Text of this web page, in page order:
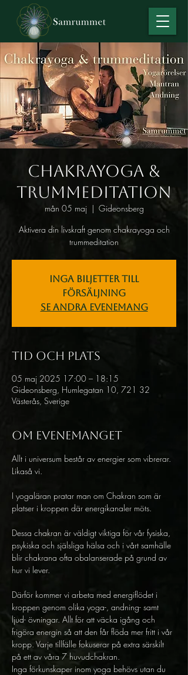
Chakrayoga &
trummeditation
mån 05 maj
  |
Gideonsberg
Aktivera din livskraft genom chakrayoga och
trummeditation
Inga biljetter till
försäljning
Se andra evenemang
Tid och plats
05 maj 2025 17:00 – 18:15
Gideonsberg, Humlegatan 10, 721 32
Västerås, Sverige
Om evenemanget
Allt i universum består av energier som vibrerar.
Likaså vi.
I yogaläran pratar man om Chakran som är
platser i kroppen där energikanaler möts.
Dessa chakran är väldigt viktiga för vår fysiska,
psykiska och själsliga hälsa och i vårt samhälle
blir chakrana ofta obalanserade på grund av
hur vi lever.
Därför kommer vi arbeta med energiflödet i
kroppen genom olika yoga-, andning- samt
ljud- övningar. Allt för att väcka igång och
frigöra energin så att den får flöda mer fritt i vår
kropp. Varje tillfälle fokuserar på extra särskilt
på ett av våra 7 huvudchakran.
Inga förkunskaper inom yoga behövs utan du